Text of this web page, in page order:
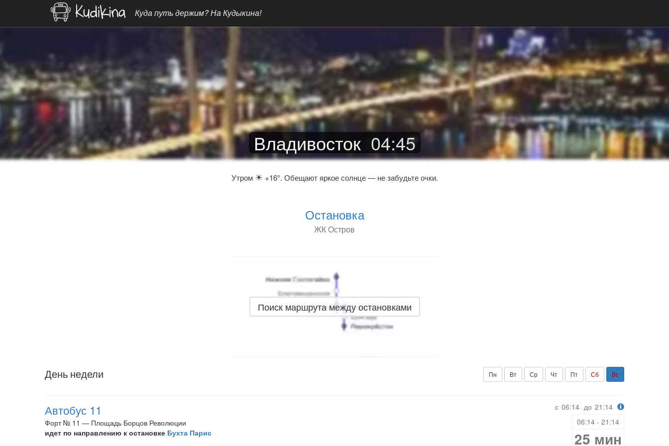
Куда путь держим? На Кудыкина!
Владивосток 04:45
Утром ☀ +16°. Обещают яркое солнце — не забудьте очки.
Остановка
ЖК Остров
Поиск маршрута между остановками
День недели Пн Вт Ср Чт Пт Сб Вс
Автобус 11
Форт № 11 — Площадь Борцов Революции
идет по направлению к остановке Бухта Парис
с 06:14 до 21:14
06:14 - 21:14
25 мин